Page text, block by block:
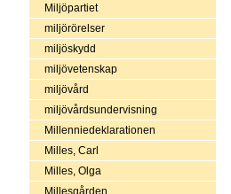
Miljöpartiet
miljörörelser
miljöskydd
miljövetenskap
miljövård
miljövårdsundervisning
Millenniedeklarationen
Milles, Carl
Milles, Olga
Millesgården